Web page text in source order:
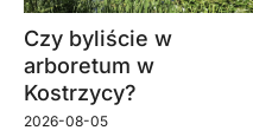
Czy byliście w
arboretum w
Kostrzycy?
2026-08-05